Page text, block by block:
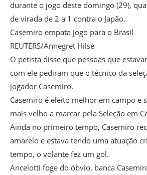
durante o jogo deste domingo (29),
de virada de 2 a 1 contra o Japão.
Casemiro empata jogo para o Brasil
REUTERS/Annegret Hilse
O petista disse que pessoas que
com ele pediram que o técnico da
jogador Casemiro.
Casemiro é eleito melhor em campo e
mais velho a marcar pela Seleção em
Ainda no primeiro tempo, Casemiro
amarelo e estava tendo uma atuação
tempo, o volante fez um gol.
Ancelotti foge do óbvio, banca